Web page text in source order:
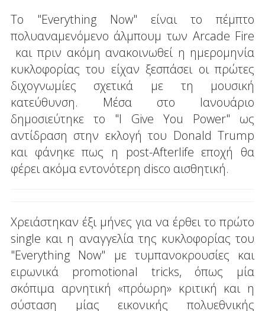
Το "Everything Now" είναι το πέμπτο
πολυαναμενόμενο άλμπουμ των Arcade Fire
και πριν ακόμη ανακοινωθεί η ημερομηνία
κυκλοφορίας του είχαν ξεσπάσει οι πρώτες
διχογνωμίες σχετικά με τη μουσική
κατεύθυνση. Μέσα στο Ιανουάριο
δημοσιεύτηκε το "I Give You Power" ως
αντίδραση στην εκλογή του Donald Trump
και φάνηκε πως η post-Afterlife εποχή θα
φέρει ακόμα εντονότερη disco αισθητική.
Χρειάστηκαν έξι μήνες για να έρθει το πρώτο
single και η αναγγελία της κυκλοφορίας του
"Everything Now" με τυμπανοκρουσίες και
ειρωνικά promotional tricks, όπως μία
σκόπιμα αρνητική «πρόωρη» κριτική και η
σύσταση μίας εικονικής πολυεθνικής